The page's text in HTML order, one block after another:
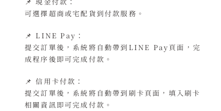
可選擇超商或宅配貨到付款服務。
📌 LINE Pay：
提交訂單後，系統將自動帶到LINE Pay頁面，完
成程序後即可完成付款。
📌 信用卡付款：
提交訂單後，系統將自動帶到刷卡頁面，填入刷卡
相關資訊即可完成付款。